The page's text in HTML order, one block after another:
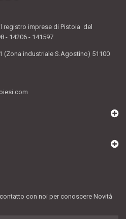
registro imprese di Pistoia del
- 14206 - 141597
(Zona industriale S.Agostino) 51100
con noi per conoscere Novità